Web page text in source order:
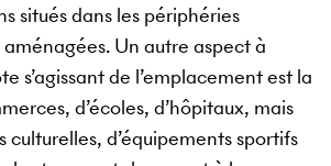
situés dans les périphéries
Un autre aspect à
s’agissant de l’emplacement est la
d’écoles, d’hôpitaux, mais
culturelles, d’équipements sportifs